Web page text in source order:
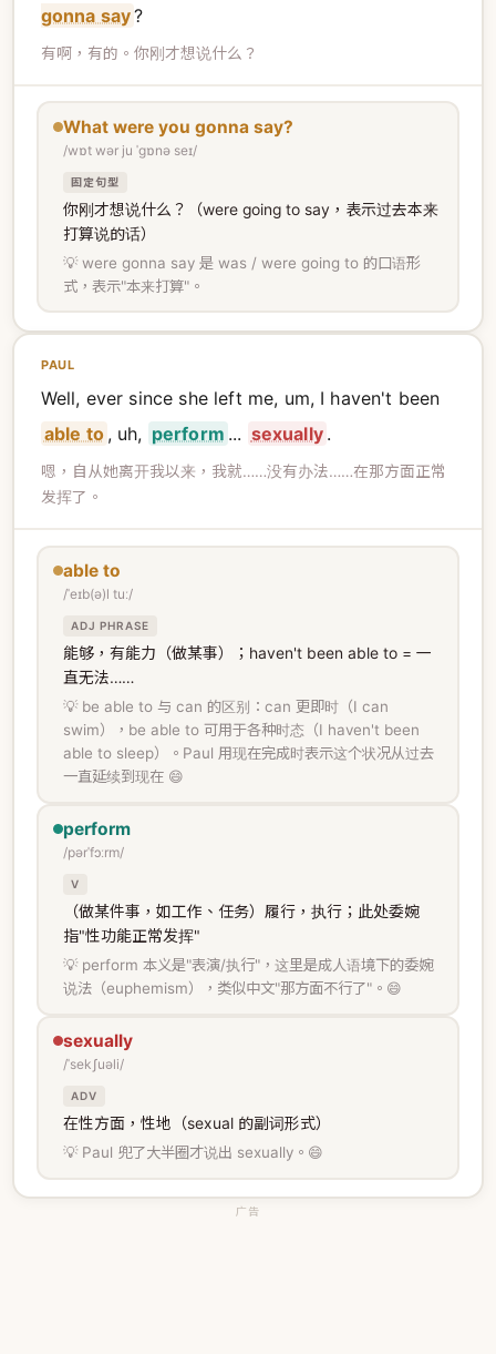
gonna say?
有啊，有的。你刚才想说什么？
What were you gonna say?
/wɒt wər ju ˈɡɒnə seɪ/
固定句型
你刚才想说什么？（were going to say，表示过去本来
打算说的话）
💡 were gonna say 是 was / were going to 的口语形
式，表示"本来打算"。
PAUL
Well, ever since she left me, um, I haven't been
able to , uh, perform ... sexually .
嗯，自从她离开我以来，我就……没有办法……在那方面正常
发挥了。
able to
/ˈeɪb(ə)l tuː/
ADJ PHRASE
能够，有能力（做某事）；haven't been able to = 一
直无法……
💡 be able to 与 can 的区别：can 更即时（I can
swim），be able to 可用于各种时态（I haven't been
able to sleep）。Paul 用现在完成时表示这个状况从过去
一直延续到现在 😄
perform
/pərˈfɔːrm/
V
（做某件事，如工作、任务）履行，执行；此处委婉
指"性功能正常发挥"
💡 perform 本义是"表演/执行"，这里是成人语境下的委婉
说法（euphemism），类似中文"那方面不行了"。😄
sexually
/ˈsekʃuəli/
ADV
在性方面，性地（sexual 的副词形式）
💡 Paul 兜了大半圈才说出 sexually。😄
广告